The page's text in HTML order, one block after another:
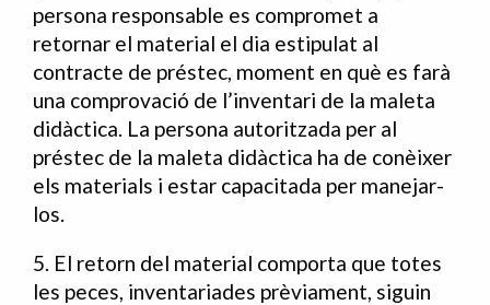
persona responsable es compromet a
retornar el material el dia estipulat al
contracte de préstec, moment en què es farà
una comprovació de l’inventari de la maleta
didàctica. La persona autoritzada per al
préstec de la maleta didàctica ha de conèixer
els materials i estar capacitada per manejar-
los.
5. El retorn del material comporta que totes
les peces, inventariades prèviament, siguin